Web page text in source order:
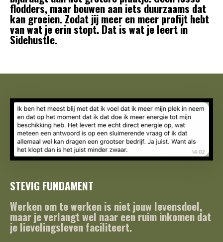
flodders, maar bouwen aan iets duurzaams dat
kan groeien. Zodat jij meer en meer profijt hebt
van wat je erin stopt. Dat is wat je leert in
Sidehustle.
STEVIG FUNDAMENT
Werken om te werken is niet jouw levensdoel,
maar je verlangt wel naar een ruim inkomen dat
je lievelingsleven faciliteert.